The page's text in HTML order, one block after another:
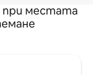
при местата